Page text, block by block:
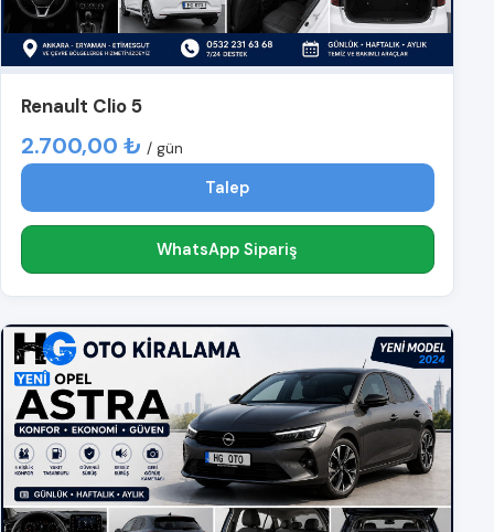
Renault Clio 5
2.700,00 ₺ / gün
Talep
WhatsApp Sipariş